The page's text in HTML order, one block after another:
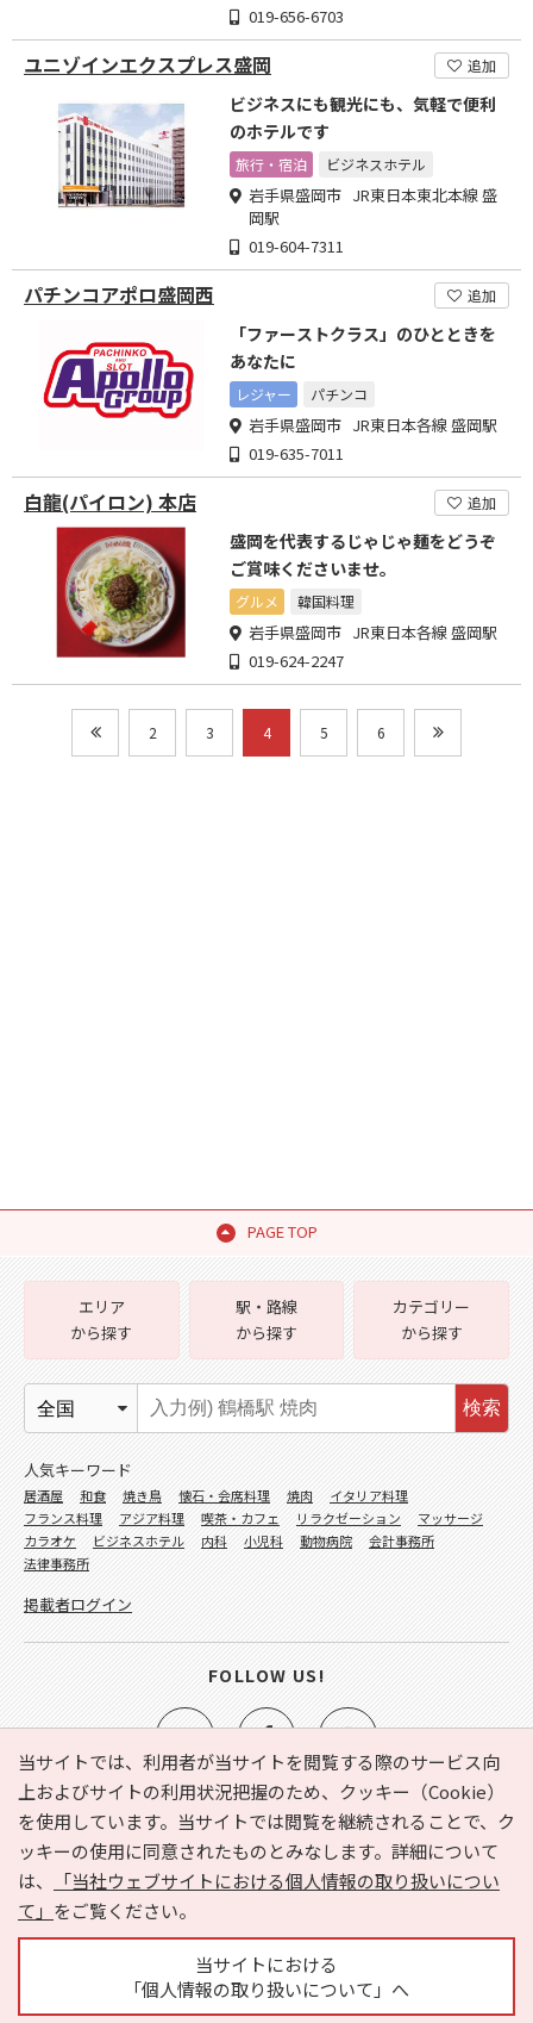
019-656-6703
ユニゾインエクスプレス盛岡 追加
ビジネスにも観光にも、気軽で便利
のホテルです
旅行・宿泊 ビジネスホテル
岩手県盛岡市 JR東日本東北本線 盛
岡駅
019-604-7311
パチンコアポロ盛岡西 追加
「ファーストクラス」のひとときを
あなたに
レジャー パチンコ
岩手県盛岡市 JR東日本各線 盛岡駅
019-635-7011
白龍(パイロン) 本店 追加
盛岡を代表するじゃじゃ麺をどうぞ
ご賞味くださいませ。
グルメ 韓国料理
岩手県盛岡市 JR東日本各線 盛岡駅
019-624-2247
2 3 4 5 6
PAGE TOP
当サイトでは、利用者が当サイトを閲覧する際のサービス向
上およびサイトの利用状況把握のため、クッキー（Cookie）
を使用しています。当サイトでは閲覧を継続されることで、ク
ッキーの使用に同意されたものとみなします。詳細について
は、
「当社ウェブサイトにおける個人情報の取り扱いについ
て」 をご覧ください。
当サイトにおける
「個人情報の取り扱いについて」へ
e-NAVITA（イーナビタ）とは？ お気に入り
ヘルプ
利用規約
個人情報の取り扱いについて
運営会社
サイトマップ
広告掲載に関するお問い合わせ
エリア
から探す
駅・路線
から探す
カテゴリー
から探す
検索
人気キーワード
居酒屋 和食 焼き鳥 懐石・会席料理 焼肉
イタリア料理
フランス料理
アジア料理 喫茶・カフェ リラクゼーション
マッサージ
カラオケ
ビジネスホテル 内科 小児科 動物病院
会計事務所
法律事務所
掲載者ログイン
FOLLOW US!